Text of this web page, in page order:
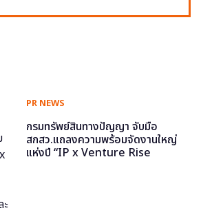
PR NEWS
กรมทรัพย์สินทางปัญญา จับมือ
สกสว.แถลงความพร้อมจัดงานใหญ่
แห่งปี “IP x Venture Rise